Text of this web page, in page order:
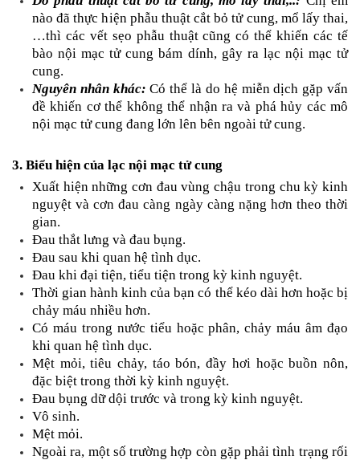
nào đã thực hiện phẫu thuật cắt bỏ tử cung, mổ lấy thai,
…thì các vết sẹo phẫu thuật cũng có thể khiến các tế
bào nội mạc tử cung bám dính, gây ra lạc nội mạc tử
cung.
Nguyên nhân khác: Có thể là do hệ miễn dịch gặp vấn
đề khiến cơ thể không thể nhận ra và phá hủy các mô
nội mạc tử cung đang lớn lên bên ngoài tử cung.
3. Biểu hiện của lạc nội mạc tử cung
Xuất hiện những cơn đau vùng chậu trong chu kỳ kinh
nguyệt và cơn đau càng ngày càng nặng hơn theo thời
gian.
Đau thắt lưng và đau bụng.
Đau sau khi quan hệ tình dục.
Đau khi đại tiện, tiểu tiện trong kỳ kinh nguyệt.
Thời gian hành kinh của bạn có thể kéo dài hơn hoặc bị
chảy máu nhiều hơn.
Có máu trong nước tiểu hoặc phân, chảy máu âm đạo
khi quan hệ tình dục.
Mệt mỏi, tiêu chảy, táo bón, đầy hơi hoặc buồn nôn,
đặc biệt trong thời kỳ kinh nguyệt.
Đau bụng dữ dội trước và trong kỳ kinh nguyệt.
Vô sinh.
Mệt mỏi.
Ngoài ra, một số trường hợp còn gặp phải tình trạng rối